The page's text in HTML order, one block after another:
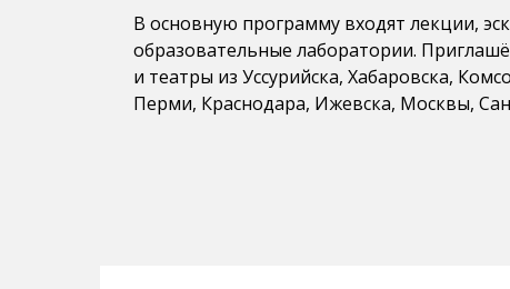
В основную программу входят лекции,
образовательные лаборатории.
и театры из Уссурийска, Хабаровска,
Перми, Краснодара, Ижевска, Москвы,